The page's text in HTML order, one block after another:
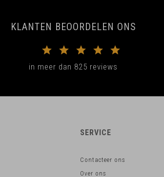
KLANTEN BEOORDELEN ONS
in meer dan 825 reviews
SERVICE
Contacteer ons
Over ons